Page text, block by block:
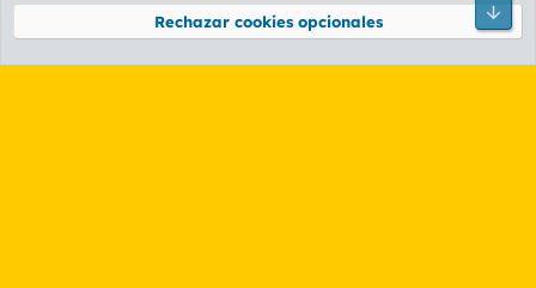
Community platform by XenForo® © 2010-2026 XenForo Ltd.
Rechazar cookies opcionales
Pie